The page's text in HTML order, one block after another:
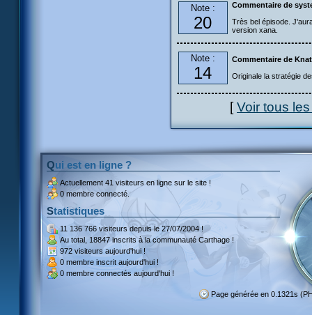
Note :
20
Commentaire de
Très bel épisode.
version xana.
Note :
14
Commentaire de
Originale la stratégie
[Voir tous
Qui est en ligne ?
Actuellement 41 visiteurs en ligne sur le site !
0 membre connecté.
Statistiques
11 136 766 visiteursdepuis le 27/07/2004 !
Au total, 18847 inscritsà la communauté Carthage !
972 visiteurs aujourd'hui !
0 membre inscrit aujourd'hui !
0 membre connectés aujourd'hui !
Page générée en 0.1321s